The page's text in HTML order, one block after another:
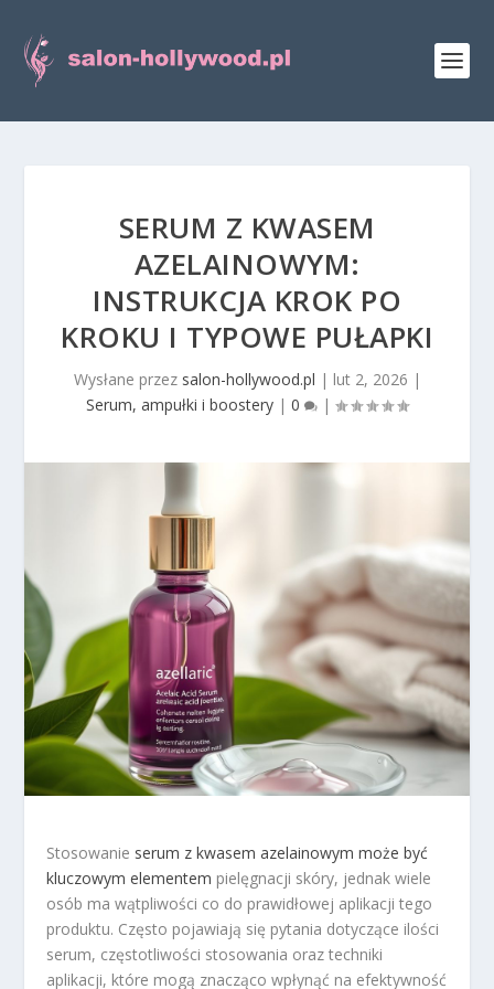
SERUM Z KWASEM
AZELAINOWYM:
INSTRUKCJA KROK PO
KROKU I TYPOWE PUŁAPKI
Wysłane przez salon-hollywood.pl | lut 2, 2026 |
Serum, ampułki i boostery | 0 |
Stosowanie serum z kwasem azelainowym może być
kluczowym elementem pielęgnacji skóry, jednak wiele
osób ma wątpliwości co do prawidłowej aplikacji tego
produktu. Często pojawiają się pytania dotyczące ilości
serum, częstotliwości stosowania oraz techniki
aplikacji, które mogą znacząco wpłynąć na efektywność